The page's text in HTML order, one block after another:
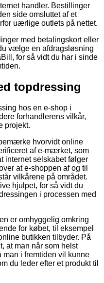
handler. Bestillinger
side omsluttet af et
uærlige outlets på nettet.
med betalingskort eller
vælge en afdragsløsning
for så vidt du har i sinde
topdressing
hos en e-shop i
forhandlerens vilkår,
projekt.
hvorvidt online
af e-mærket, som
internet selskabet følger
at e-shoppen af og til
vilkårene på området.
hjulpet, for så vidt du
i processen med
er omhyggelig omkring
for købet, til eksempel
butikken tilbyder. På
at man når som helst
man i fremtiden vil kunne
du leder efter et produkt til